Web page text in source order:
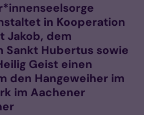
in Kooperation
Jakob, dem
Sankt Hubertus sowie
Geist einen
den Hangeweiher im
im Aachener